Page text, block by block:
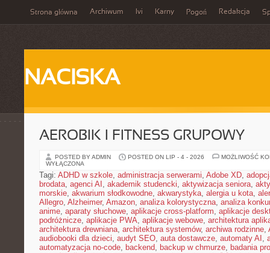
Strona główna Archiwum Ivi Karny Pogoń Redakcja
NACISKA
AEROBIK I FITNESS GRUPOWY
POSTED BY ADMIN POSTED ON LIP - 4 - 2026
MOŻLIWOŚĆ
WYŁĄCZONA
Tagi: ADHD w szkole, administracja serwerami, Adobe XD,
brodata, agenci AI , akademik studencki, aktywizacja seniora,
morskie, akwarium słodkowodne, akwarystyka, alergia u kota,
Allegro, Alzheimer, Amazon, analiza kolorystyczna, analiza
anime, aparaty słuchowe, aplikacje cross-platform, aplikacje
podróżnicze, aplikacje PWA, aplikacje webowe, architektura
architektura drewniana, architektura systemów, archiwa rodzinne,
audiobooki dla dzieci, audyt SEO, auta dostawcze, automaty AI ,
automatyzacja no-code, backend, backup w chmurze, badania